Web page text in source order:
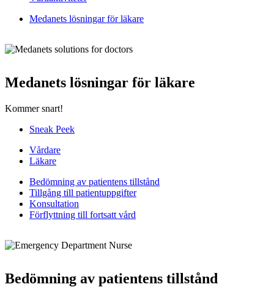
Medanets lösningar för läkare
Medanets lösningar för läkare
Kommer snart!
Sneak Peek
Vårdare
Läkare
Bedömning av patientens tillstånd
Tillgång till patientuppgifter
Konsultation
Förflyttning till fortsatt vård
Bedömning av patientens tillstånd